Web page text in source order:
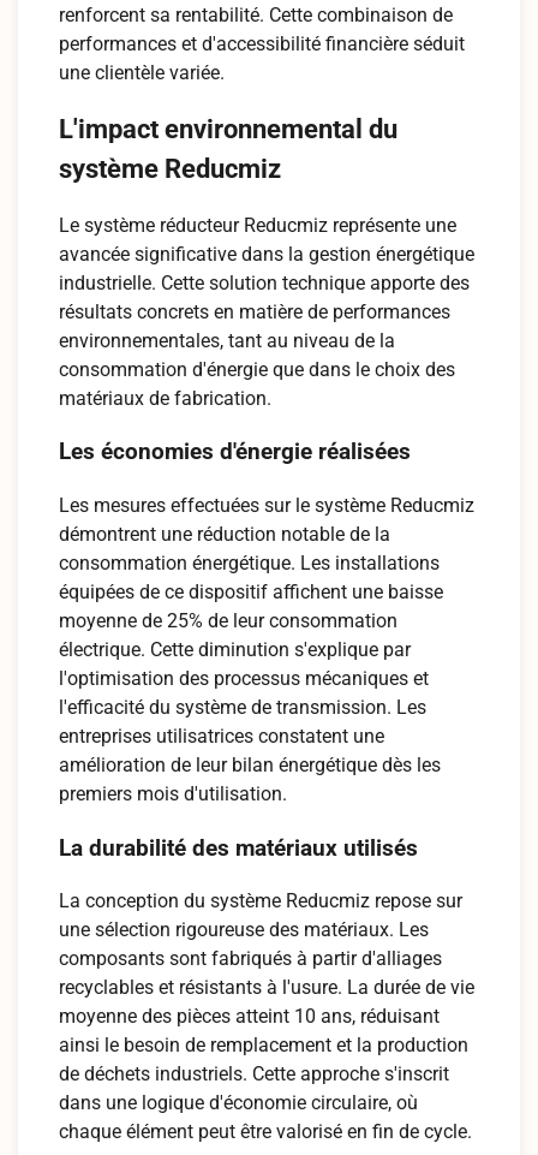
renforcent sa rentabilité. Cette combinaison de
performances et d'accessibilité financière séduit
une clientèle variée.
L'impact environnemental du
système Reducmiz
Le système réducteur Reducmiz représente une
avancée significative dans la gestion énergétique
industrielle. Cette solution technique apporte des
résultats concrets en matière de performances
environnementales, tant au niveau de la
consommation d'énergie que dans le choix des
matériaux de fabrication.
Les économies d'énergie réalisées
Les mesures effectuées sur le système Reducmiz
démontrent une réduction notable de la
consommation énergétique. Les installations
équipées de ce dispositif affichent une baisse
moyenne de 25% de leur consommation
électrique. Cette diminution s'explique par
l'optimisation des processus mécaniques et
l'efficacité du système de transmission. Les
entreprises utilisatrices constatent une
amélioration de leur bilan énergétique dès les
premiers mois d'utilisation.
La durabilité des matériaux utilisés
La conception du système Reducmiz repose sur
une sélection rigoureuse des matériaux. Les
composants sont fabriqués à partir d'alliages
recyclables et résistants à l'usure. La durée de vie
moyenne des pièces atteint 10 ans, réduisant
ainsi le besoin de remplacement et la production
de déchets industriels. Cette approche s'inscrit
dans une logique d'économie circulaire, où
chaque élément peut être valorisé en fin de cycle.